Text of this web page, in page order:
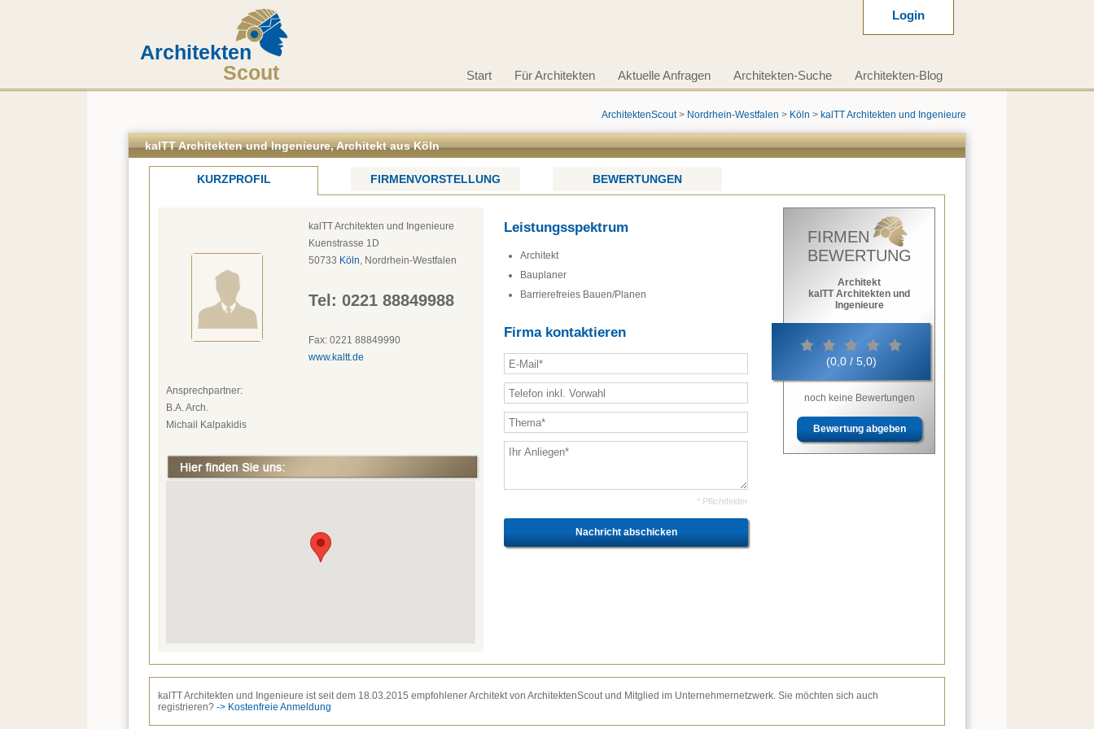
Architekten
Scout
Start Für Architekten Aktuelle Anfragen Architekten-Suche Architekten-Blog
Login
ArchitektenScout> Nordrhein-Westfalen > Köln > kalTT Architekten und Ingenieure
kalTT Architekten und Ingenieure, Architekt aus Köln
KURZPROFIL FIRMENVORSTELLUNG BEWERTUNGEN
Ansprechpartner:
B.A. Arch.
Michail Kalpakidis
kalTT Architekten und Ingenieure
Kuenstrasse 1D
50733 Köln, Nordrhein-Westfalen
Tel: 0221 88849988
Fax: 0221 88849990
www.kaltt.de
Leistungsspektrum
Architekt
Bauplaner
Barrierefreies Bauen/Planen
Firma kontaktieren
* Pflichtfelder
FIRMEN
BEWERTUNG
Architekt
kalTT Architekten und
Ingenieure
(0,0 / 5,0)
noch keine Bewertungen
Bewertung abgeben
kalTT Architekten und Ingenieure ist seit dem 18.03.2015 empfohlener Architekt von ArchitektenScout und Mitglied im Unternehmernetzwerk. Sie möchten sich auch
registrieren? -> Kostenfreie Anmeldung